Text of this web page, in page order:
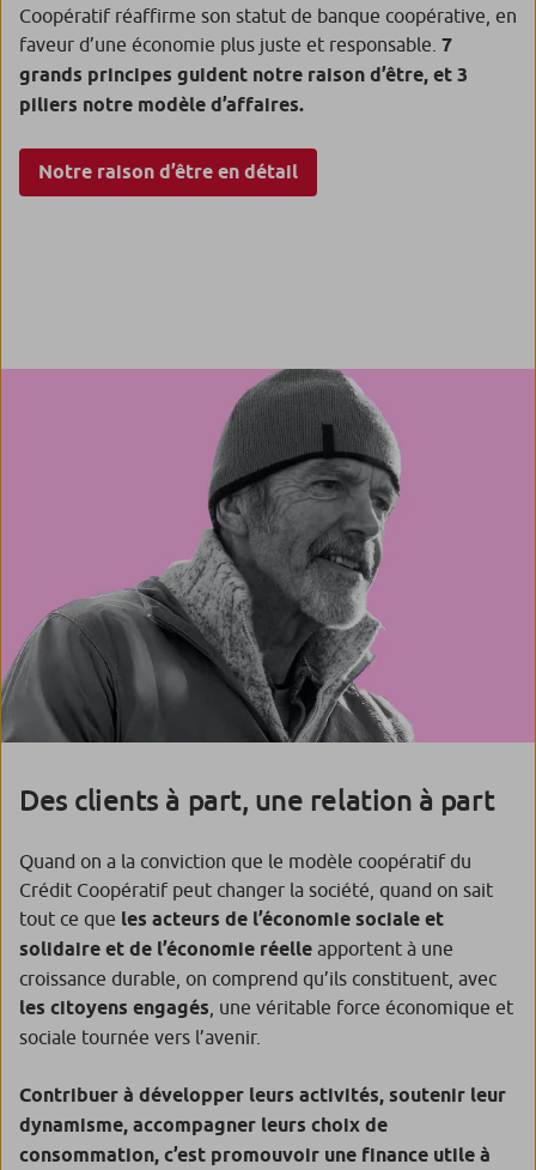
Coopératif réaffirme son statut de banque coopérative, en
faveur d’une économie plus juste et responsable. 7
grands principes guident notre raison d’être, et 3
piliers notre modèle d’affaires.
Notre raison d’être en détail
Des clients à part, une relation à part
Quand on a la conviction que le modèle coopératif du
Crédit Coopératif peut changer la société, quand on sait
tout ce que les acteurs de l’économie sociale et
solidaire et de l’économie réelle apportent à une
croissance durable, on comprend qu’ils constituent, avec
les citoyens engagés , une véritable force économique et
sociale tournée vers l’avenir.
Contribuer à développer leurs activités, soutenir leur
dynamisme, accompagner leurs choix de
consommation, c’est promouvoir une finance utile à